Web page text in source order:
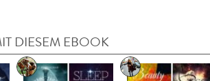
DIESEM EBOOK